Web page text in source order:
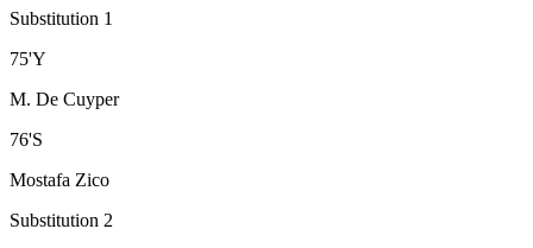
Substitution 1
75'Y
M. De Cuyper
76'S
Mostafa Zico
Substitution 2